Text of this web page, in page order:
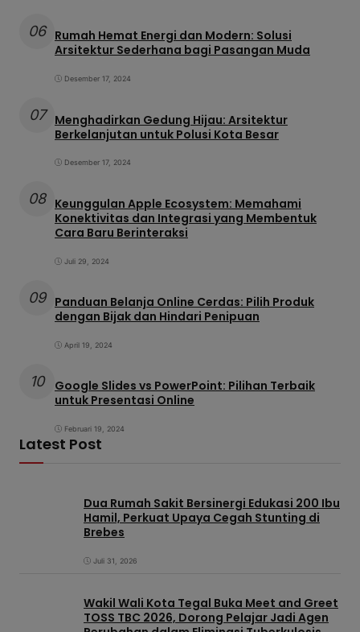
06 Rumah Hemat Energi dan Modern: Solusi
Arsitektur Sederhana bagi Pasangan Muda
Desember 17, 2024
07
Menghadirkan Gedung Hijau: Arsitektur
Berkelanjutan untuk Polusi Kota Besar
Desember 17, 2024
08 Keunggulan Apple Ecosystem: Memahami
Konektivitas dan Integrasi yang Membentuk
Cara Baru Berinteraksi
Juli 29, 2024
09 Panduan Belanja Online Cerdas: Pilih Produk
dengan Bijak dan Hindari Penipuan
April 19, 2024
10
Google Slides vs PowerPoint: Pilihan Terbaik
untuk Presentasi Online
Februari 19, 2024
Latest Post
Dua Rumah Sakit Bersinergi Edukasi 200 Ibu
Hamil, Perkuat Upaya Cegah Stunting di
Brebes
Juli 31, 2026
Wakil Wali Kota Tegal Buka Meet and Greet
TOSS TBC 2026, Dorong Pelajar Jadi Agen